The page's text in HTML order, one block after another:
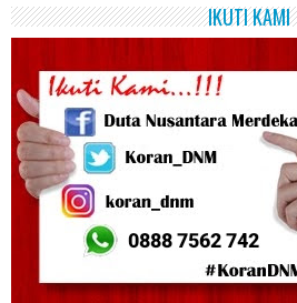
IKUTI KAMI